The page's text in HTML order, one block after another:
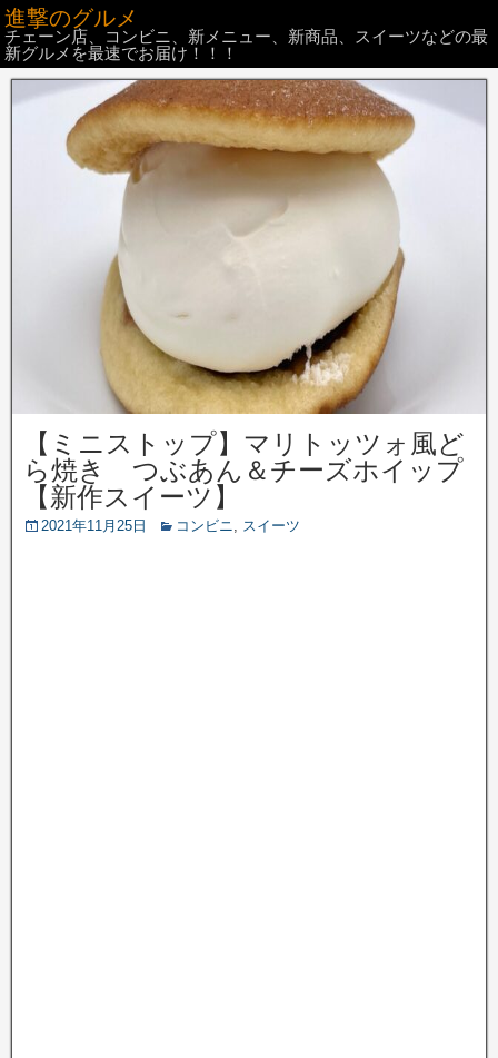
進撃のグルメ
チェーン店、コンビニ、新メニュー、新商品、スイーツなどの最
新グルメを最速でお届け！！！
【ミニストップ】マリトッツォ風ど
ら焼き つぶあん＆チーズホイップ
【新作スイーツ】
2021年11月25日 コンビニ, スイーツ